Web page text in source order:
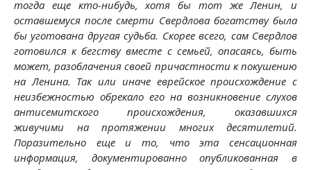
тогда еще кто-нибудь, хотя бы тот же Ленин, и
оставшемуся после смерти Свердлова богатству была
бы уготована другая судьба. Скорее всего, сам Свердлов
готовился к бегству вместе с семьей, опасаясь, быть
может, разоблачения своей причастности к покушению
на Ленина. Так или иначе еврейское происхождение с
неизбежностью обрекало его на возникновение слухов
антисемитского происхождения, оказавшихся
живучими на протяжении многих десятилетий.
Поразительно еще и то, что эта сенсационная
информация, документированно опубликованная в